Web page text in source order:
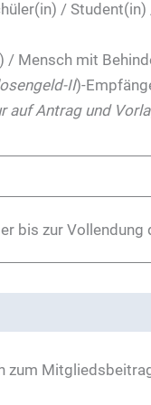
/
/ Mensch mit
II)-
auf Antrag und
bis zur
zum